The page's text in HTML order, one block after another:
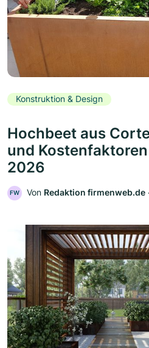
Konstruktion & Design
Hochbeet aus
und
2026
FW Von Redaktion firmenweb.de ‧